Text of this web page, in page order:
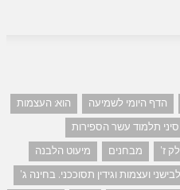
הדף היומי לשמיעה
הוא: העצמות
תלמוד עשר הספירות
ז' מבחנים
מיעוט הלבנה
ועצמות וגידין תסוככני. בחינה ג'